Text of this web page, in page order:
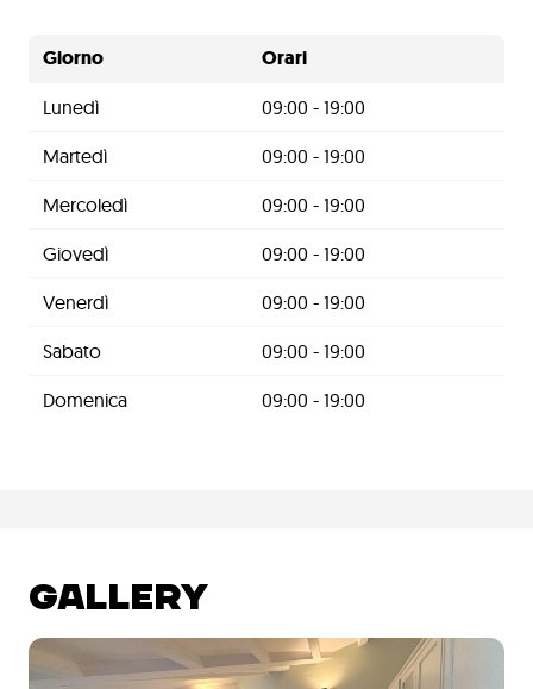
Giorno Orari
Lunedì 09:00 - 19:00
Martedì 09:00 - 19:00
Mercoledì 09:00 - 19:00
Giovedì 09:00 - 19:00
Venerdì 09:00 - 19:00
Sabato 09:00 - 19:00
Domenica 09:00 - 19:00
GALLERY